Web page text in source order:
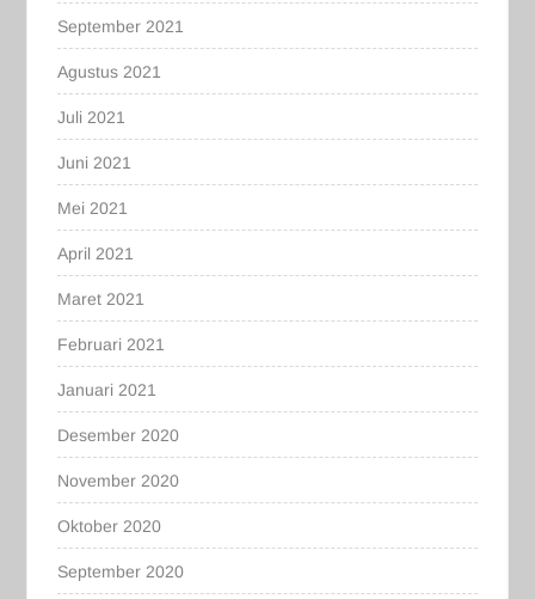
September 2021
Agustus 2021
Juli 2021
Juni 2021
Mei 2021
April 2021
Maret 2021
Februari 2021
Januari 2021
Desember 2020
November 2020
Oktober 2020
September 2020